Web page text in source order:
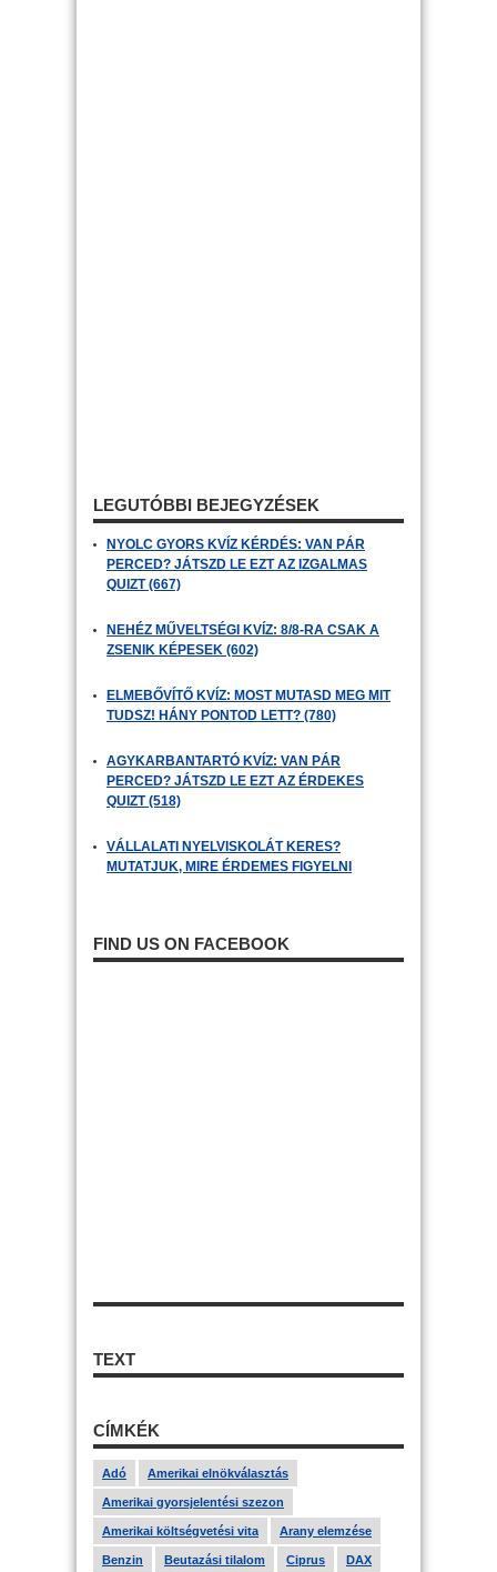
LEGUTÓBBI BEJEGYZÉSEK
NYOLC GYORS KVÍZ KÉRDÉS: VAN PÁR
PERCED? JÁTSZD LE EZT AZ IZGALMAS
QUIZT (667)
NEHÉZ MŰVELTSÉGI KVÍZ: 8/8-RA CSAK A
ZSENIK KÉPESEK (602)
ELMEBŐVÍTŐ KVÍZ: MOST MUTASD MEG MIT
TUDSZ! HÁNY PONTOD LETT? (780)
AGYKARBANTARTÓ KVÍZ: VAN PÁR
PERCED? JÁTSZD LE EZT AZ ÉRDEKES
QUIZT (518)
VÁLLALATI NYELVISKOLÁT KERES?
MUTATJUK, MIRE ÉRDEMES FIGYELNI
FIND US ON FACEBOOK
TEXT
CÍMKÉK
Adó Amerikai elnökválasztás
Amerikai gyorsjelentési szezon
Amerikai költségvetési vita Arany elemzése
Benzin Beutazási tilalom Ciprus DAX